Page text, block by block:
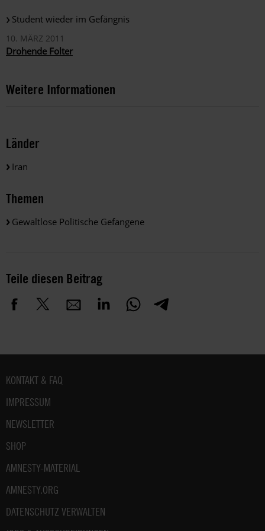
Student wieder im Gefängnis
10. MÄRZ 2011
Drohende Folter
Weitere Informationen
Länder
Iran
Themen
Gewaltlose Politische Gefangene
Teile diesen Beitrag
Fußbereich
KONTAKT & FAQ
IMPRESSUM
NEWSLETTER
SHOP
AMNESTY-MATERIAL
AMNESTY.ORG
DATENSCHUTZ VERWALTEN